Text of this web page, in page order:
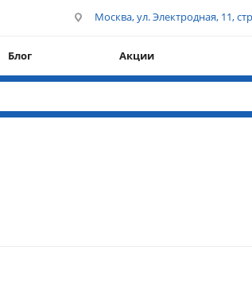
Москва, ул. Электродная, 11,
Блог Акции